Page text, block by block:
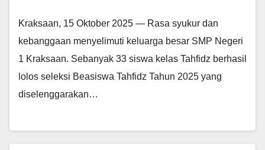
Kraksaan, 15 Oktober 2025 — Rasa syukur dan
kebanggaan menyelimuti keluarga besar SMP Negeri
1 Kraksaan. Sebanyak 33 siswa kelas Tahfidz berhasil
lolos seleksi Beasiswa Tahfidz Tahun 2025 yang
diselenggarakan…